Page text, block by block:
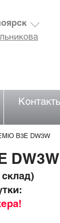
B3E DW3W
DW3W